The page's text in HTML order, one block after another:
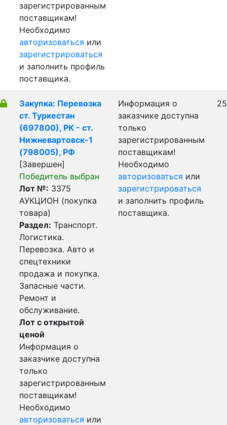
зарегистрированным
поставщикам!
Необходимо
авторизоваться или
зарегистрироваться
и заполнить профиль
поставщика.
Закупка: Перевозка
ст. Туркестан
(697800), РК - ст.
Нижневартовск-1
(798005), РФ
[Завершен]
Победитель выбран
Лот №: 3375
АУКЦИОН (покупка
товара)
Раздел: Транспорт.
Логистика.
Перевозка. Авто и
спецтехники
продажа и покупка.
Запасные части.
Ремонт и
обслуживание.
Лот с открытой
ценой
Информация о
заказчике доступна
только
зарегистрированным
поставщикам!
Необходимо
авторизоваться или
Информация о
заказчике доступна
только
зарегистрированным
поставщикам!
Необходимо
авторизоваться или
зарегистрироваться
и заполнить профиль
поставщика.